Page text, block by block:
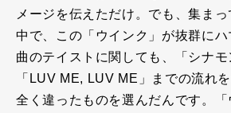
メージを伝えただけ。でも、集ま
中で、この「ウインク」が抜群にハ
曲のテイストに関しても、「シナ
「 LUV ME, LUV ME 」までの流れ
全く違ったものを選んだんです。